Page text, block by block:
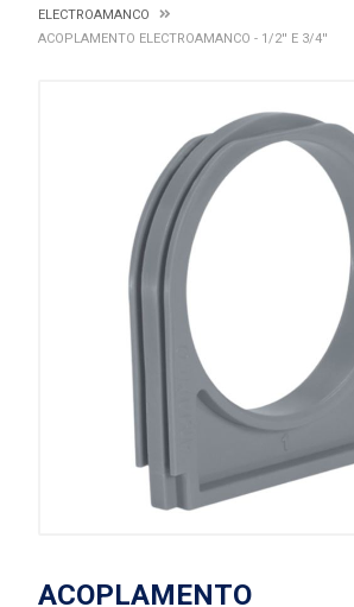
ELECTROAMANCO
ACOPLAMENTO ELECTROAMANCO - 1/2'' E 3/4''
ACOPLAMENTO